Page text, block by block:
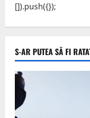
[]).push({});
S-AR PUTEA SĂ FI